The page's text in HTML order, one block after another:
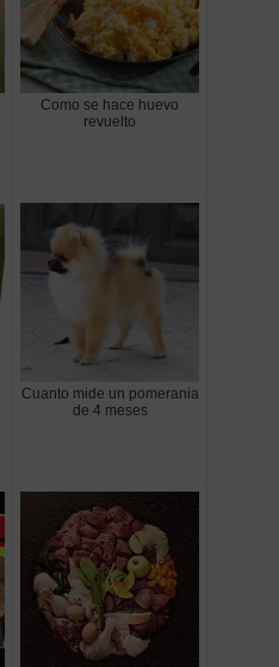
Como se hace huevo
revuelto
Cuanto mide un pomerania
de 4 meses